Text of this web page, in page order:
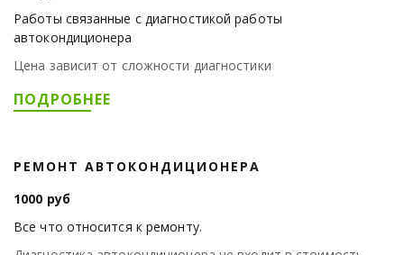
Работы связанные с диагностикой работы
автокондиционера
Цена зависит от сложности диагностики
ПОДРОБНЕЕ
РЕМОНТ АВТОКОНДИЦИОНЕРА
Все что относится к ремонту.
1000 руб